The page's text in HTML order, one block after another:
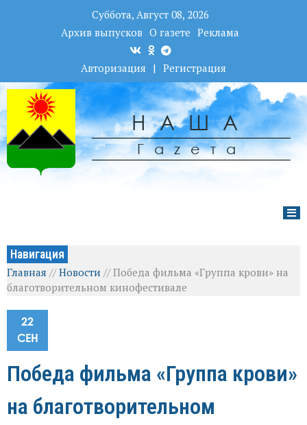
Суббота, Август 08, 2026
Архив выпусков О газете Реклама
Авторизация | Регистрация
НАША
Гаzета
Навигация
Главная //Новости //Победа фильма «Группа крови» на
благотворительном кинофестивале
22
СЕН
Победа фильма «Группа крови»
на благотворительном